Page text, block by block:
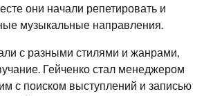
они начали репетировать и
музыкальные направления.
с разными стилями и жанрами,
Гейченко стал менеджером
с поиском выступлений и записью